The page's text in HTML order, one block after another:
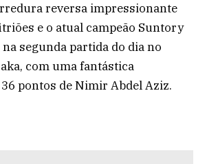
reversa impressionante
e o atual campeão Suntory
segunda partida do dia no
com uma fantástica
pontos de Nimir Abdel Aziz.